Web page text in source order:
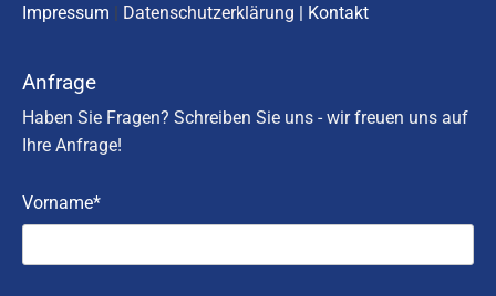
Impressum | Datenschutzerklärung | Kontakt
Anfrage
Haben Sie Fragen? Schreiben Sie uns - wir freuen uns auf
Ihre Anfrage!
Vorname*